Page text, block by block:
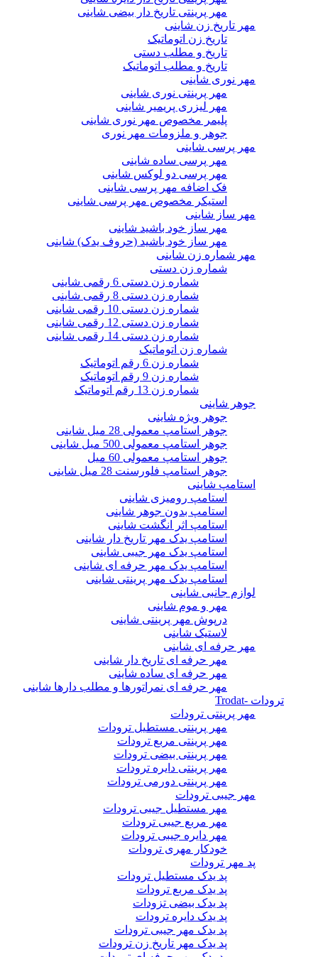
مهر پرینتی تاریخ دار بیضی شاینی
مهر تاریخ زن شاینی
تاریخ زن اتوماتیک
تاریخ و مطلب دستی
تاریخ و مطلب اتوماتیک
مهر نوری شاینی
مهر پرینتی نوری شاینی
مهر لیزری پریمیر شاینی
پلیمر مخصوص مهر نوری شاینی
جوهر و ملزومات مهر نوری
مهر پرسی شاینی
مهر پرسی ساده شاینی
مهر پرسی دو لوکس شاینی
فک اضافه مهر پرسی شاینی
استیکر مخصوص مهر پرسی شاینی
مهر ساز شاینی
مهر ساز خود باشید شاینی
مهر ساز خود باشید (حروف یدک) شاینی
مهر شماره زن شاینی
شماره زن دستی
شماره زن دستی 6 رقمی شاینی
شماره زن دستی 8 رقمی شاینی
شماره زن دستی 10 رقمی شاینی
شماره زن دستی 12 رقمی شاینی
شماره زن دستی 14 رقمی شاینی
شماره زن اتوماتیک
شماره زن 6 رقم اتوماتیک
شماره زن 9 رقم اتوماتیک
شماره زن 13 رقم اتوماتیک
جوهر شاینی
جوهر ویژه شاینی
جوهر استامپ معمولی 28 میل شاینی
جوهر استامپ معمولی 500 میل شاینی
جوهر استامپ معمولی 60 میل
جوهر استامپ فلورسنت 28 میل شاینی
استامپ شاینی
استامپ رومیزی شاینی
استامپ بدون جوهر شاینی
استامپ اثر انگشت شاینی
استامپ یدک مهر تاریخ دار شاینی
استامپ یدک مهر جیبی شاینی
استامپ یدک مهر حرفه ای شاینی
استامپ یدک مهر پرینتی شاینی
لوازم جانبی شاینی
مهر و موم شاینی
درپوش مهر پرینتی شاینی
لاستیک شاینی
مهر حرفه ای شاینی
مهر حرفه ای تاریخ دار شاینی
مهر حرفه ای ساده شاینی
مهر حرفه ای نمراتورها و مطلب دارها شاینی
ترودات -Trodat
مهر پرینتی ترودات
مهر پرینتی مستطیل ترودات
مهر پرینتی مربع ترودات
مهر پرینتی بیضی ترودات
مهر پرینتی دایره ترودات
مهر پرینتی دورمی ترودات
مهر جیبی ترودات
مهر مستطیل جیبی ترودات
مهر مربع جیبی ترودات
مهر دایره جیبی ترودات
خودکار مهری ترودات
پد مهر ترودات
پد یدک مستطیل ترودات
پد یدک مربع ترودات
پد یدک بیضی تزودات
پد یدک دایره ترودات
پد یدک مهر جیبی ترودات
پد یدک مهر تاریخ زن ترودات